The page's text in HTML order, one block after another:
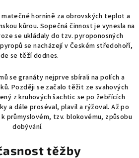
hornině za obrovských teplot a
kůrou. Sopečná činnost je vynesla na
se ukládaly do tzv. pyroponosných
se nacházejí v Českém středohoří,
se těží dodnes.
se granáty nejprve sbírali na polích a
Později se začalo těžit ze svahových
z kruhových šachtic se po žebřících
a dále proséval, plavil a rýžoval. Až po
průmyslovém, tzv. blokovému, způsobu
dobývání.
těžby